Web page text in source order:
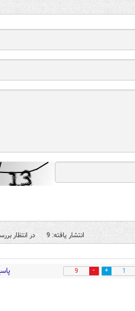
انتشار یافته: 9 در انتظار
1
9